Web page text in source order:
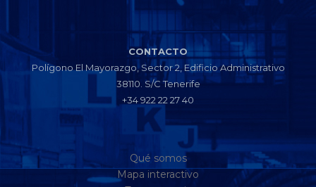
CONTACTO
Polígono El Mayorazgo, Sector 2, Edificio Administrativo
38110. S/C Tenerife
+34 922 22 27 40
Qué somos
Mapa interactivo